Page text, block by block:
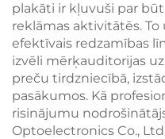
plakāti ir kļuvuši par
reklāmas aktivitātēs.
efektīvais redzamības
izvēli mērķauditorijas
preču tirdzniecībā,
pasākumos. Kā
risinājumu
Optoelectronics Co.,